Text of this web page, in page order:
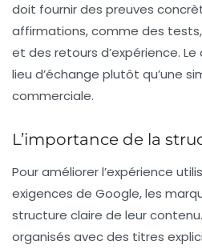
doit fournir des preuves
affirmations, comme des
et des retours d’expérience.
lieu d’échange plutôt qu’une
commerciale.
L’importance de la
Pour améliorer l’expérience
exigences de Google, les
structure claire de leur
organisés avec des titres